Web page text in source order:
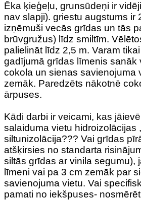
Ēka ķieģeļu, grunsūdeņi ir
nav slapji). griestu augstums ir
izņēmuši vecās grīdas un tās
brūvgružus) līdz smiltīm.
palielināt līdz 2,5 m. Varam
gadījumā grīdas līmenis sanāk
cokola un sienas savienojuma
zemāk. Paredzēts nākotnē
ārpuses.
Kādi darbi ir veicami, kas
salaiduma vietu hidroizolācijas
siltunizolācija??? Vai grīdas
atšķirsies no standarta
siltās grīdas ar vinila segumu),
līmeni vai pa 3 cm zemāk par
savienojuma vietu. Vai
pamati no iekšpuses-